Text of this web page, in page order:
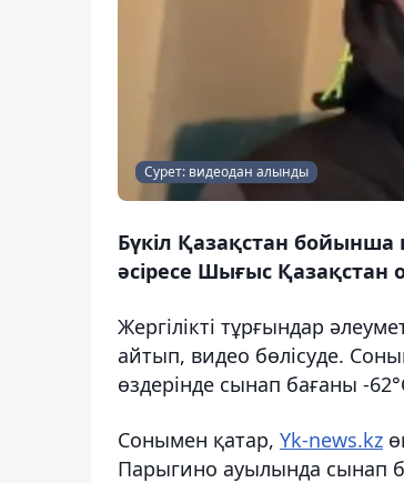
Сурет: видеодан алынды
Бүкіл Қазақстан бойынша
әсіресе Шығыс Қазақстан
Жергілікті тұрғындар
айтып, видео бөлісуде.
өздерінде сынап бағаны -
Сонымен қатар, Yk-news.kz
Парыгино ауылында сынап